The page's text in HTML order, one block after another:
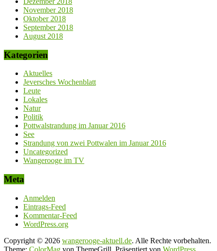
November 2018
Oktober 2018
September 2018
August 2018
Kategorien
Aktuelles
Jeversches Wochenblatt
Leute
Lokales
Natur
Politik
Pottwalstrandung im Januar 2016
See
Strandung von zwei Pottwalen im Januar 2016
Uncategorized
Wangerooge im TV
Meta
Anmelden
Eintrags-Feed
Kommentar-Feed
WordPress.org
Copyright © 2026 wangerooge-aktuell.de. Alle Rechte vorbehalten.
Theme: ColorMag von ThemeGrill. Präsentiert von WordPress